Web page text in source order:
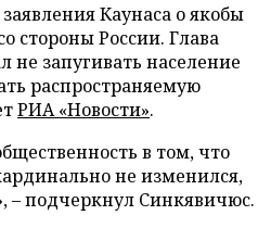
Каунаса о якобы
стороны России. Глава
не запугивать население
распространяемую
РИА «Новости».
в том, что
не изменился,
– подчеркнул Синкявичюс.